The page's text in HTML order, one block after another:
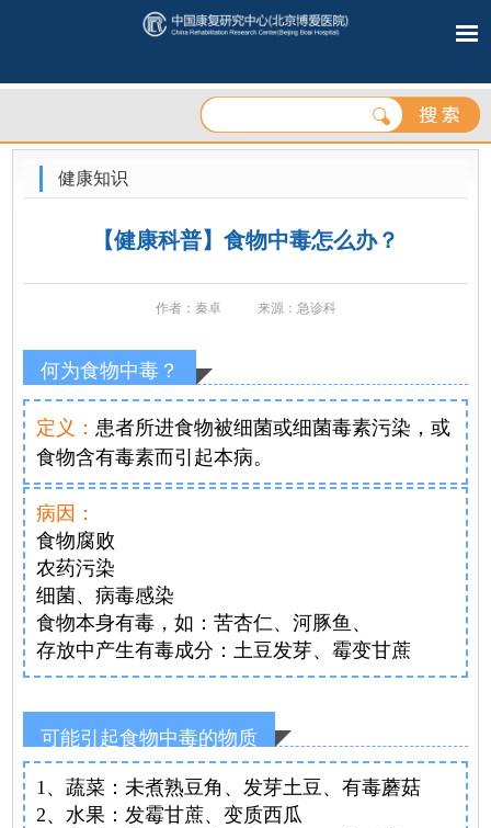
健康知识
【健康科普】食物中毒怎么办？
作者：秦卓 来源：急诊科
何为食物中毒？
定义： 患者所进食物被细菌或细菌毒素污染，或
食物含有毒素而引起本病。
病因：
食物腐败
农药污染
细菌、病毒感染
食物本身有毒，如：苦杏仁、河豚鱼、
存放中产生有毒成分：土豆发芽、霉变甘蔗
可能引起食物中毒的物质
1、蔬菜：未煮熟豆角、发芽土豆、有毒蘑菇
2、水果：发霉甘蔗、变质西瓜